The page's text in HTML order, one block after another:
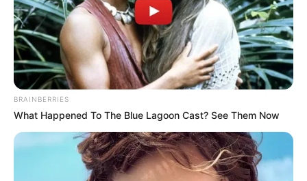
BRAINBERRIES
What Happened To The Blue Lagoon Cast? See Them Now